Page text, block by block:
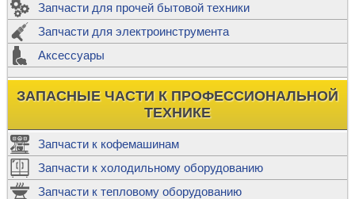
Запчасти для прочей бытовой техники
Запчасти для электроинструмента
Аксессуары
ЗАПАСНЫЕ ЧАСТИ К ПРОФЕССИОНАЛЬНОЙ
ТЕХНИКЕ
Запчасти к кофемашинам
Запчасти к холодильному оборудованию
Запчасти к тепловому оборудованию